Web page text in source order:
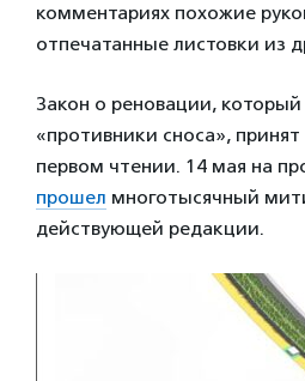
комментариях похожие
отпечатанные листовки из
Закон о реновации,
«противники сноса»,
первом чтении. 14 мая на
прошел многотысячный
действующей редакции.